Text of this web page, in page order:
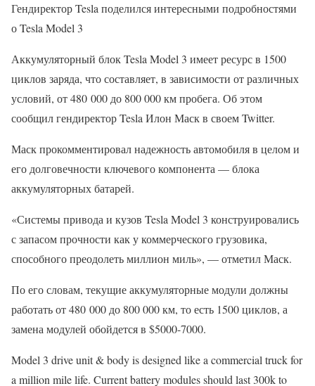
Гендиректор Tesla поделился интересными подробностями
о Tesla Model 3
Аккумуляторный блок Tesla Model 3 имеет ресурс в 1500
циклов заряда, что составляет, в зависимости от различных
условий, от 480 000 до 800 000 км пробега. Об этом
сообщил гендиректор Tesla Илон Маск в своем Twitter.
Маск прокомментировал надежность автомобиля в целом и
его долговечности ключевого компонента — блока
аккумуляторных батарей.
«Системы привода и кузов Tesla Model 3 конструировались
с запасом прочности как у коммерческого грузовика,
способного преодолеть миллион миль», — отметил Маск.
По его словам, текущие аккумуляторные модули должны
работать от 480 000 до 800 000 км, то есть 1500 циклов, а
замена модулей обойдется в $5000-7000.
Model 3 drive unit & body is designed like a commercial truck for
a million mile life. Current battery modules should last 300k to